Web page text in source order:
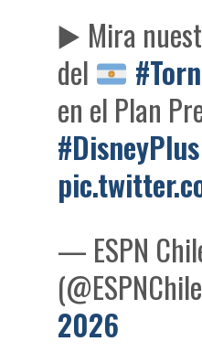
▶️ Mira
del
en el Plan
#DisneyPlus
— ESPN
2026